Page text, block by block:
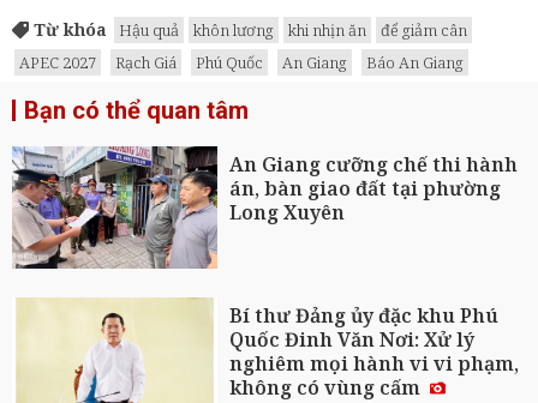
Từ khóa Hậu quả khôn lương khi nhịn ăn
để giảm cân
APEC 2027
Rạch Giá Phú Quốc An Giang Báo An Giang
Bạn có thể quan tâm
An Giang cưỡng chế thi hành
án, bàn giao đất tại phường
Long Xuyên
Bí thư Đảng ủy đặc khu Phú
Quốc Đinh Văn Nơi: Xử lý
nghiêm mọi hành vi vi phạm,
không có vùng cấm